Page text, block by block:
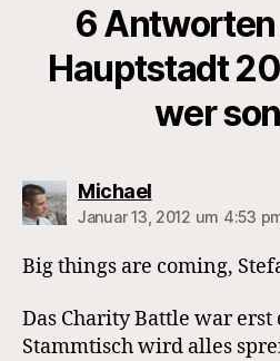
6 Antworten
Hauptstadt
wer
Michaelsagt:
Januar 13, 2012 um 4:53
Big things are coming,
Das Charity Battle war erst
Stammtisch wird alles